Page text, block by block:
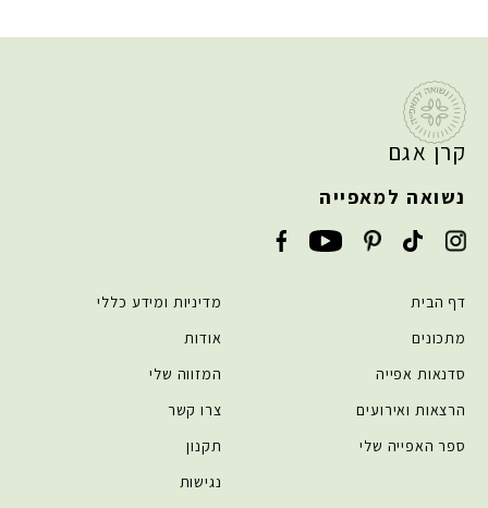
קרן אגם
נשואה למאפייה
דף הבית
מתכונים
סדנאות אפייה
הרצאות ואירועים
ספר האפייה שלי
מדיניות ומידע כללי
אודות
המזווה שלי
צרו קשר
תקנון
נגישות